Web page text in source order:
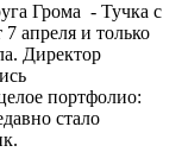
Грома - Тучка с
апреля и только
Директор
портфолио:
стало